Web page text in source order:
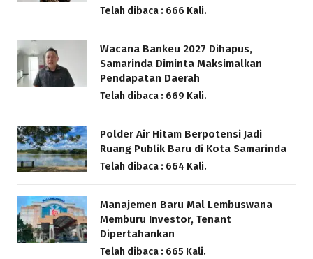
Telah dibaca : 666 Kali.
Wacana Bankeu 2027 Dihapus,
Samarinda Diminta Maksimalkan
Pendapatan Daerah
Telah dibaca : 669 Kali.
Polder Air Hitam Berpotensi Jadi
Ruang Publik Baru di Kota Samarinda
Telah dibaca : 664 Kali.
Manajemen Baru Mal Lembuswana
Memburu Investor, Tenant
Dipertahankan
Telah dibaca : 665 Kali.